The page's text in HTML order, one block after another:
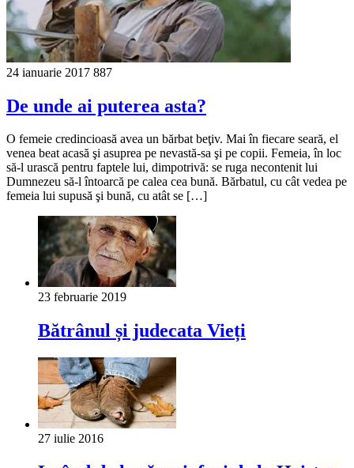
24 ianuarie 2017 887
De unde ai puterea asta?
O femeie credincioasă avea un bărbat beţiv. Mai în fiecare seară, el
venea beat acasă şi asuprea pe nevastă-sa şi pe copii. Femeia, în loc
să-l urască pentru faptele lui, dimpotrivă: se ruga necontenit lui
Dumnezeu să-l întoarcă pe calea cea bună. Bărbatul, cu cât vedea pe
femeia lui supusă şi bună, cu atât se […]
23 februarie 2019
Bătrânul și judecata Vieți
27 iulie 2016